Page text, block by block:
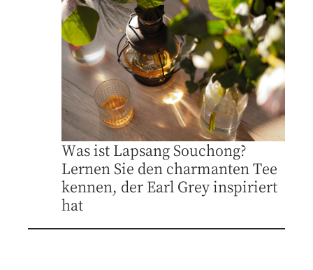
Was ist Lapsang Souchong?
Lernen Sie den charmanten Tee
kennen, der Earl Grey inspiriert
hat